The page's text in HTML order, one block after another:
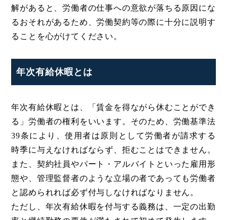
解があると、労働者の仕事への意欲が落ちる原因にな
るおそれがあるため、労働契約等の際に十分に説明す
ることを心がけてください。
年次有給休暇とは
年次有給休暇とは、「賃金を得ながら休むことができ
る」労働者の権利をいいます。そのため、労働基準法
39条により、使用者は原則として労働者が請求する
時季に与えなければならず、拒むことはできません。
また、契約社員やパート・アルバイトといった雇用形
態や、管理監督者のような立場の者であっても労働者
と認められれば必ず付与しなければなりません。
ただし、年次有給休暇を付与する義務は、一定の出勤